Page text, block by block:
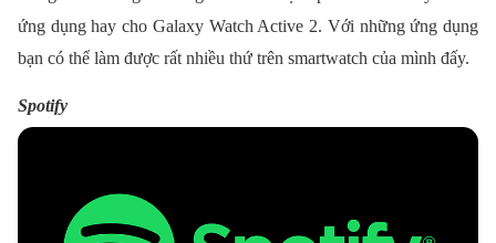
ứng dụng hay cho Galaxy Watch Active 2. Với những ứng dụng
bạn có thể làm được rất nhiều thứ trên smartwatch của mình đấy.
Spotify